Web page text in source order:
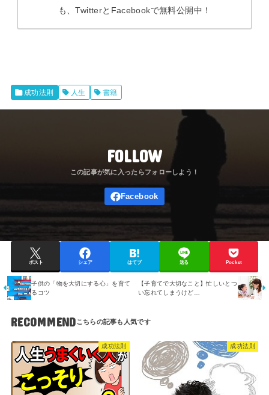
も、TwitterとFacebookで無料公開中！
成功法則 人生 書籍
FOLLOW
ポスト シェア はてブ 送る Pocket
子供の「物を大切にする心」を育て
るコツ
【子育てで大切なこと】忙しいとつ
い忘れてしまうけど…
RECOMMEND
成功法則 成功法則